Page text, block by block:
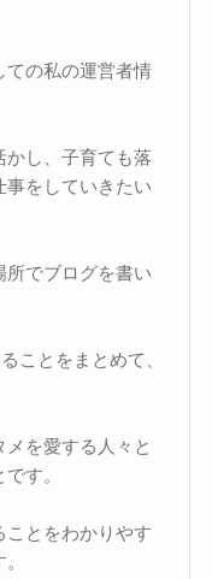
ての私の運営者情
し、子育ても落
事をしていきたい
所でブログを書い
ことをまとめて、
を愛する人々と
す。
とをわかりやす